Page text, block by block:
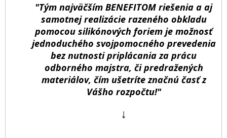
"Tým najväčším BENEFITOM riešenia a aj
samotnej realizácie razeného obkladu
pomocou silikónových foriem je možnosť
jednoduchého svojpomocného prevedenia
bez nutnosti priplácania za prácu
odborného majstra, či predražených
materiálov, čím ušetríte značnú časť z
Vášho rozpočtu!"
↓